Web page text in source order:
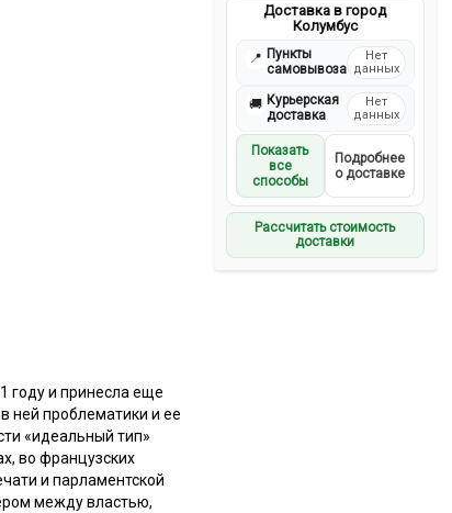
Доставка в город
Колумбус
📍 Пункты
самовывоза
Нет
данных
🚚 Курьерская
доставка
Нет
данных
Показать
все
способы
Подробнее
о доставке
Рассчитать стоимость
доставки
году и принесла еще
ней проблематики и ее
«идеальный тип»
во французских
и парламентской
между властью,